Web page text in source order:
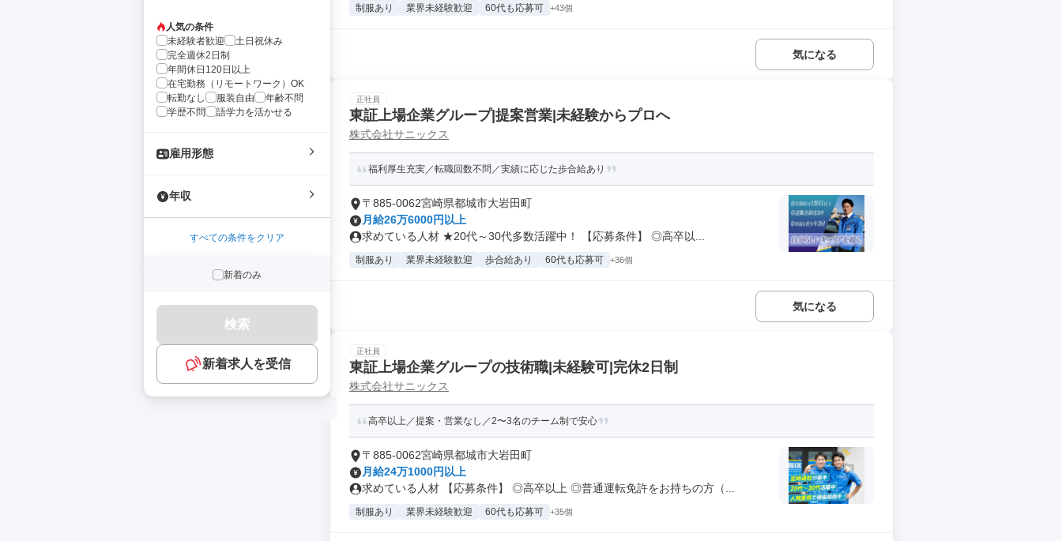
人気の条件
未経験者歓迎
土日祝休み
完全週休2日制
年間休日120日以上
在宅勤務（リモートワーク）OK
転勤なし
服装自由
年齢不問
学歴不問
語学力を活かせる
雇用形態
年収
すべての条件をクリア
新着のみ
検索
新着求人を受信
制服あり 業界未経験歓迎 60代も応募可 +43個
気になる
正社員
東証上場企業グループ|提案営業|未経験からプロへ
株式会社サニックス
福利厚生充実／転職回数不問／実績に応じた歩合給あり
〒885-0062宮崎県都城市大岩田町
月給26万6000円以上
求めている人材 ★20代～30代多数活躍中！ 【応募条件】 ◎高卒以...
制服あり 業界未経験歓迎 歩合給あり 60代も応募可 +36個
気になる
正社員
東証上場企業グループの技術職|未経験可|完休2日制
株式会社サニックス
高卒以上／提案・営業なし／2〜3名のチーム制で安心
〒885-0062宮崎県都城市大岩田町
月給24万1000円以上
求めている人材 【応募条件】 ◎高卒以上 ◎普通運転免許をお持ちの方（...
制服あり 業界未経験歓迎 60代も応募可 +35個